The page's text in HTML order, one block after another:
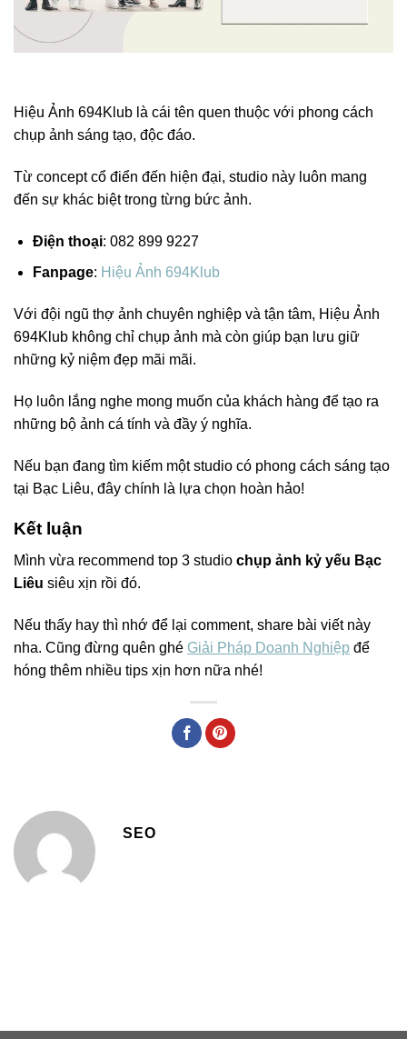
Hiệu Ảnh 694Klub là cái tên quen thuộc với phong cách
chụp ảnh sáng tạo, độc đáo.
Từ concept cổ điển đến hiện đại, studio này luôn mang
đến sự khác biệt trong từng bức ảnh.
Điện thoại: 082 899 9227
Fanpage: Hiệu Ảnh 694Klub
Với đội ngũ thợ ảnh chuyên nghiệp và tận tâm, Hiệu Ảnh
694Klub không chỉ chụp ảnh mà còn giúp bạn lưu giữ
những kỷ niệm đẹp mãi mãi.
Họ luôn lắng nghe mong muốn của khách hàng để tạo ra
những bộ ảnh cá tính và đầy ý nghĩa.
Nếu bạn đang tìm kiếm một studio có phong cách sáng tạo
tại Bạc Liêu, đây chính là lựa chọn hoàn hảo!
Kết luận
Mình vừa recommend top 3 studio chụp ảnh kỷ yếu Bạc
Liêu siêu xịn rồi đó.
Nếu thấy hay thì nhớ để lại comment, share bài viết này
nha. Cũng đừng quên ghé Giải Pháp Doanh Nghiệp để
hóng thêm nhiều tips xịn hơn nữa nhé!
SEO